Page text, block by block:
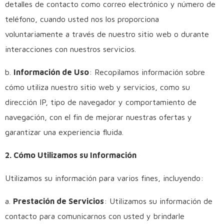
detalles de contacto como correo electrónico y número de
teléfono, cuando usted nos los proporciona
voluntariamente a través de nuestro sitio web o durante
interacciones con nuestros servicios.
b. Información de Uso: Recopilamos información sobre
cómo utiliza nuestro sitio web y servicios, como su
dirección IP, tipo de navegador y comportamiento de
navegación, con el fin de mejorar nuestras ofertas y
garantizar una experiencia fluida.
2. Cómo Utilizamos su Información
Utilizamos su información para varios fines, incluyendo:
a. Prestación de Servicios: Utilizamos su información de
contacto para comunicarnos con usted y brindarle